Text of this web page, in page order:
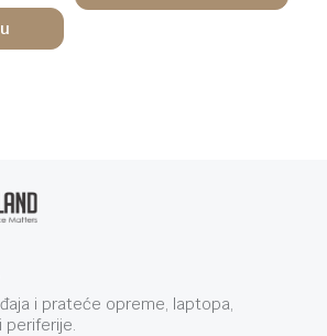
i prateće opreme, laptopa,
periferije.